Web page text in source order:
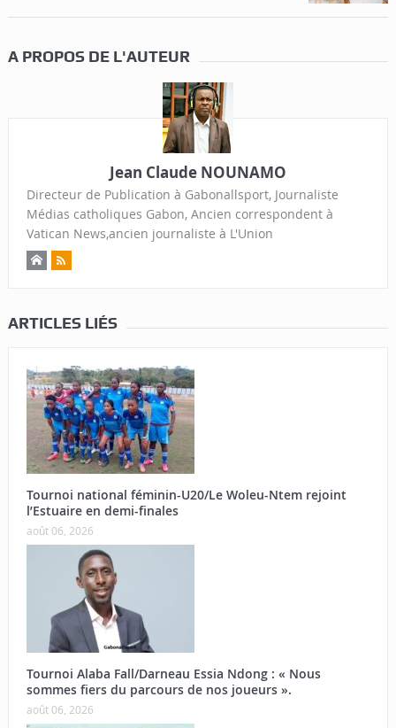
A PROPOS DE L'AUTEUR
Jean Claude NOUNAMO
Directeur de Publication à Gabonallsport, Journaliste
Médias catholiques Gabon, Ancien correspondent à
Vatican News,ancien journaliste à L'Union
ARTICLES LIÉS
Tournoi national féminin-U20/Le Woleu-Ntem rejoint
l’Estuaire en demi-finales
août 06, 2026
Tournoi Alaba Fall/Darneau Essia Ndong : « Nous
sommes fiers du parcours de nos joueurs ».
août 06, 2026